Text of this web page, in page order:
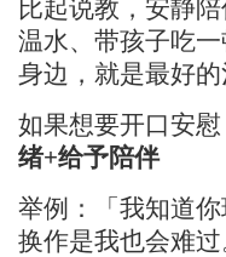
比起说教，安静陪
温水、带孩子吃一
身边，就是最好的
如果想要开口安慰
绪+给予陪伴
举例：「我知道
换作是我也会难